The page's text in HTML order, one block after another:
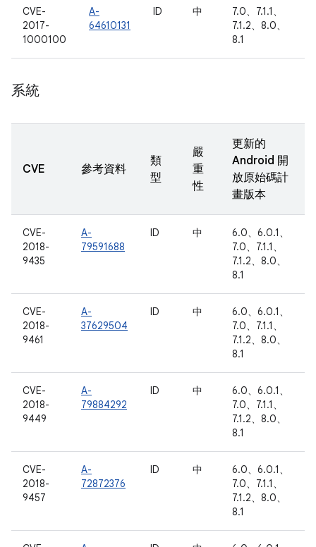
CVE-
2017-
1000100
A-
64610131
ID 中
7.0、7.1.1、
7.1.2、8.0、
8.1
系統
CVE 參考資料
類
型
嚴
重
性
更新的
Android 開
放原始碼計
畫版本
CVE-
2018-
9435
A-
79591688
ID 中
6.0、6.0.1、
7.0、7.1.1、
7.1.2、8.0、
8.1
CVE-
2018-
9461
A-
37629504
ID 中
6.0、6.0.1、
7.0、7.1.1、
7.1.2、8.0、
8.1
CVE-
2018-
9449
A-
79884292
ID 中
6.0、6.0.1、
7.0、7.1.1、
7.1.2、8.0、
8.1
CVE-
2018-
9457
A-
72872376
ID 中
6.0、6.0.1、
7.0、7.1.1、
7.1.2、8.0、
8.1